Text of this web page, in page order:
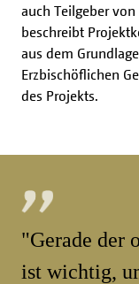
auch Teilgeber
beschreibt
aus dem
Erzbischöflichen
des Projekts.
"Gerade der
ist wichtig,